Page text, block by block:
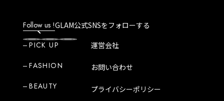
Follow us !GLAM公式SNSをフォローする
PICK UP
FASHION
BEAUTY
運営会社
お問い合わせ
プライバシーポリシー